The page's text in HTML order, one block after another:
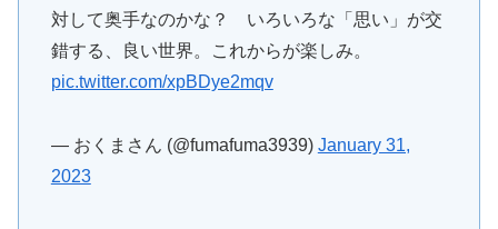
対して奥手なのかな？ いろいろな「思い」が交
錯する、良い世界。これからが楽しみ。
pic.twitter.com/xpBDye2mqv
— おくまさん (@fumafuma3939) January 31,
2023